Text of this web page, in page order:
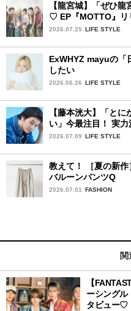
【龍宮城】「ぜひ
♡ EP『MOTTO』リ
2026.07.25 LIFE STYLE
ExWHYZ mayuの
したい
2026.06.26 LIFE STYLE
【藤本洸大】「と
い」今最注目！ 実
2026.07.09 LIFE STYLE
教えて！ ［夏の新
バルーンパンツQ
2026.07.01 FASHION
【
ーシングル
タビュー♡